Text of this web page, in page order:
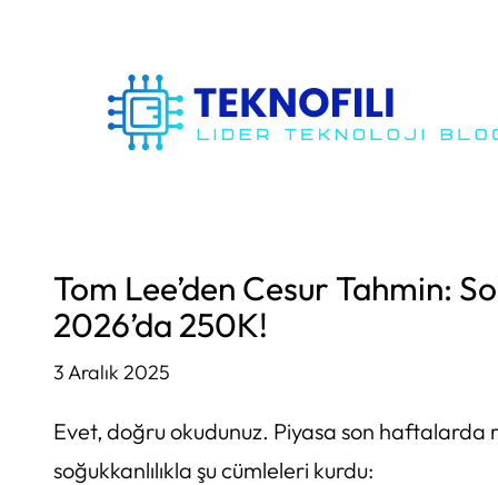
Tom Lee’den Cesur Tahmin:
2026’da 250K!
3 Aralık 2025
Evet, doğru okudunuz. Piyasa son haftalarda
soğukkanlılıkla şu cümleleri kurdu: